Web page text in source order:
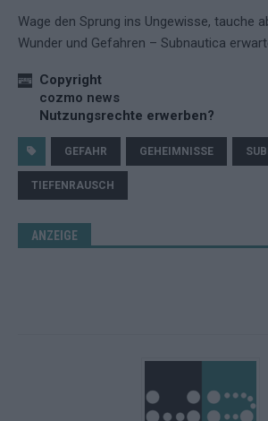
Wage den Sprung ins Ungewisse, tauche
Wunder und Gefahren – Subnautica
Copyright
cozmo news
Nutzungsrechte erwerben?
GEFAHR GEHEIMNISSE
TIEFENRAUSCH
ANZEIGE